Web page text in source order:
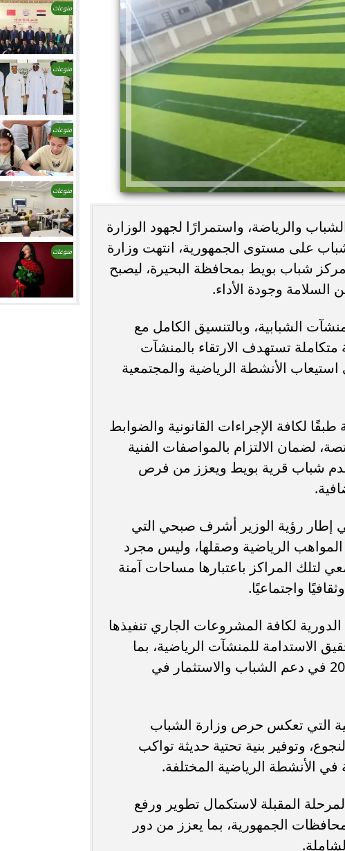
والرياضة، واستمرارًا لجهود الوزارة
على مستوى الجمهورية، انتهت وزارة
شباب بويط بمحافظة البحيرة، ليصبح
وجودة الأداء.
الشبابية، وبالتنسيق الكامل مع
تستهدف الارتقاء بالمنشآت
الأنشطة الرياضية والمجتمعية
لكافة الإجراءات القانونية والضوابط
لضمان الالتزام بالمواصفات الفنية
شباب قرية بويط ويعزز من فرص
إطار رؤية الوزير أشرف صبحي التي
الرياضية وصقلها، وليس مجرد
لتلك المراكز باعتبارها مساحات آمنة
واجتماعيًا.
الدورية لكافة المشروعات الجاري تنفيذها
الاستدامة للمنشآت الرياضية، بما
يتماشى مع استراتيجية الدولة المصرية ورؤية مصر 2030 في دعم الشباب والاستثمار في
التي تعكس حرص وزارة الشباب
وتوفير بنية تحتية حديثة تواكب
الأنشطة الرياضية المختلفة.
المقبلة لاستكمال تطوير ورفع
الجمهورية، بما يعزز من دور
منوعات
منوعات
منوعات
منوعات
منوعات